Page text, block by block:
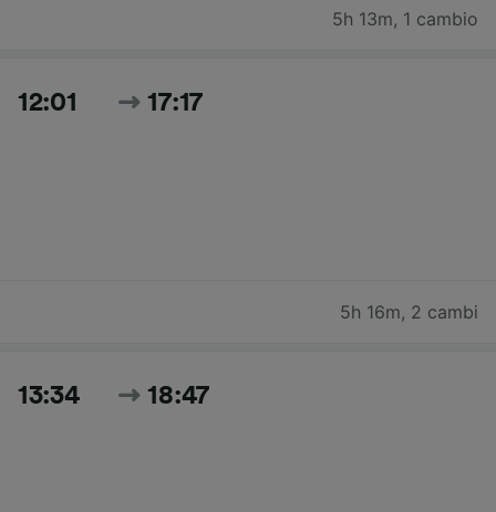
5h 13m, 1 cambio
12:01 17:17
5h 16m, 2 cambi
13:34 18:47